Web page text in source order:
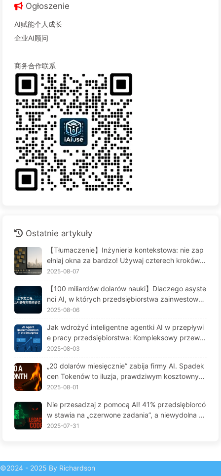
Ogłoszenie
AI赋能个人成长
企业AI顾问
商务合作联系
Ostatnie artykuły
【Tłumaczenie】Inżynieria kontekstowa: nie zap
ełniaj okna za bardzo! Używaj czterech kroków d
o zarządzania kontekstem, bądź czujny na zafał
ewnątrz — Uczymy się AI powoli 170
2025-08-07
【100 miliardów dolarów nauki】Dlaczego asyste
nci AI, w których przedsiębiorstwa zainwestował
y fortunę, cierpią na "amnezję" w kluczowych mo
wydajności? — Powoli ucz się AI 169
2025-08-06
Jak wdrożyć inteligentne agentki AI w przepływi
e pracy przedsiębiorstwa: Kompleksowy przewo
dnik wdrożenia na rok 2025 - Powoli ucz się AI16
2025-08-03
„20 dolarów miesięcznie” zabija firmy AI. Spadek
cen Tokenów to iluzja, prawdziwym kosztownym
jest twoja chciwość — powoli ucz się AI164
2025-08-01
Nie przesadzaj z pomocą AI! 41% przedsiębiorcó
w stawia na „czerwone zadania”, a niewydolna te
chnologia czyni pracowników jeszcze bardziej ni
2025-07-31
©2024 - 2025 By Richardson